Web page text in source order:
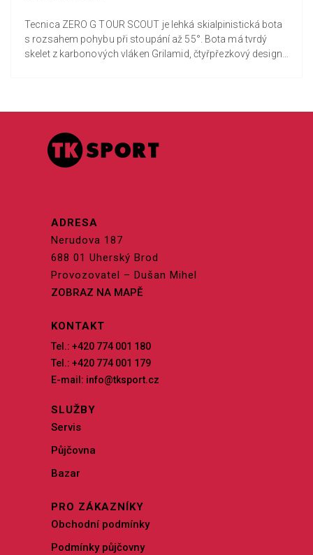
Tecnica ZERO G TOUR SCOUT je lehká skialpinistická bota
s rozsahem pohybu při stoupání až 55°. Bota má tvrdý
skelet z karbonových vláken Grilamid, čtyřpřezkový design
ADRESA
Nerudova 187
688 01 Uherský Brod
Provozovatel – Dušan Mihel
ZOBRAZ NA MAPĚ
KONTAKT
Tel.: +420 774 001 180
Tel.: +420 774 001 179
E-mail: info@tksport.cz
SLUŽBY
Servis
Půjčovna
Bazar
PRO ZÁKAZNÍKY
Obchodní podmínky
Podmínky půjčovny